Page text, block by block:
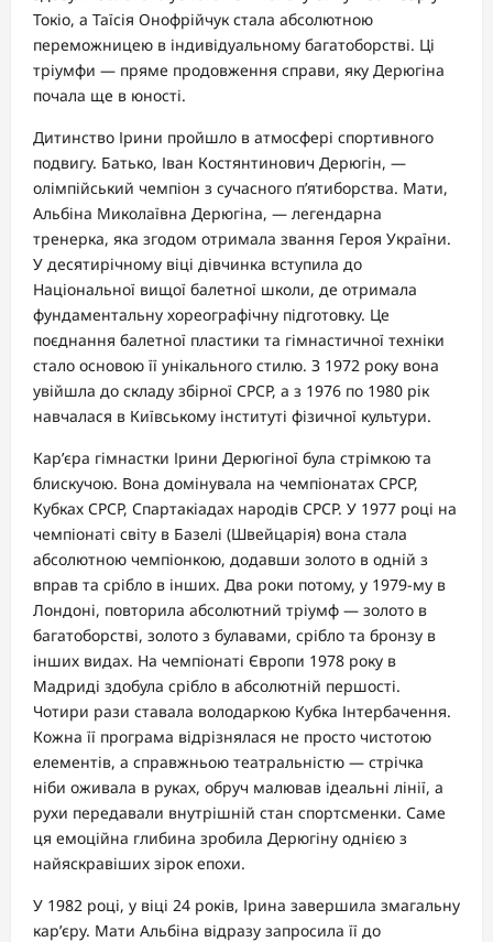
Токіо, а Таїсія Онофрійчук стала абсолютною
переможницею в індивідуальному багатоборстві. Ці
тріумфи — пряме продовження справи, яку Дерюгіна
почала ще в юності.
Дитинство Ірини пройшло в атмосфері спортивного
подвигу. Батько, Іван Костянтинович Дерюгін, —
олімпійський чемпіон з сучасного п’ятиборства. Мати,
Альбіна Миколаївна Дерюгіна, — легендарна
тренерка, яка згодом отримала звання Героя України.
У десятирічному віці дівчинка вступила до
Національної вищої балетної школи, де отримала
фундаментальну хореографічну підготовку. Це
поєднання балетної пластики та гімнастичної техніки
стало основою її унікального стилю. З 1972 року вона
увійшла до складу збірної СРСР, а з 1976 по 1980 рік
навчалася в Київському інституті фізичної культури.
Кар’єра гімнастки Ірини Дерюгіної була стрімкою та
блискучою. Вона домінувала на чемпіонатах СРСР,
Кубках СРСР, Спартакіадах народів СРСР. У 1977 році на
чемпіонаті світу в Базелі (Швейцарія) вона стала
абсолютною чемпіонкою, додавши золото в одній з
вправ та срібло в інших. Два роки потому, у 1979-му в
Лондоні, повторила абсолютний тріумф — золото в
багатоборстві, золото з булавами, срібло та бронзу в
інших видах. На чемпіонаті Європи 1978 року в
Мадриді здобула срібло в абсолютній першості.
Чотири рази ставала володаркою Кубка Інтербачення.
Кожна її програма відрізнялася не просто чистотою
елементів, а справжньою театральністю — стрічка
ніби оживала в руках, обруч малював ідеальні лінії, а
рухи передавали внутрішній стан спортсменки. Саме
ця емоційна глибина зробила Дерюгіну однією з
найяскравіших зірок епохи.
У 1982 році, у віці 24 років, Ірина завершила змагальну
кар’єру. Мати Альбіна відразу запросила її до